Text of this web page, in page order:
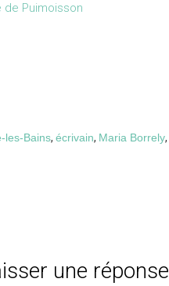
de Puimoisson
les-Bains, écrivain, Maria Borrely,
une réponse